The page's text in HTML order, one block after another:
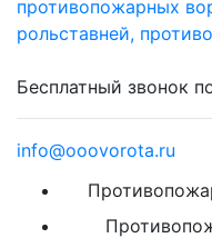
Бесплатный звонок
info@ooovorota.ru